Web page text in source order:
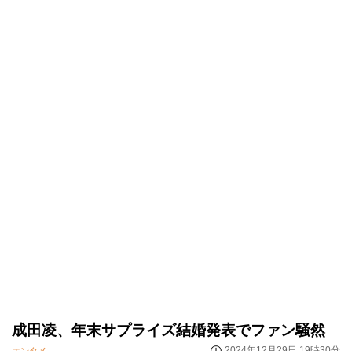
成田凌、年末サプライズ結婚発表でファン騒然